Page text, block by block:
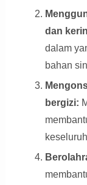
dan
dalam
bahan
bergizi: